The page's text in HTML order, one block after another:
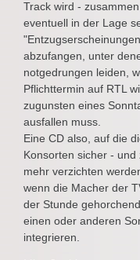
Track wird -
eventuell in der Lage
abzufangen, unter
notgedrungen leiden,
Pflichttermin auf RTL
zugunsten eines
ausfallen muss.
Eine CD also, auf die
Konsorten sicher -
mehr verzichten
wenn die Macher der
der Stunde
einen oder anderen
integrieren.